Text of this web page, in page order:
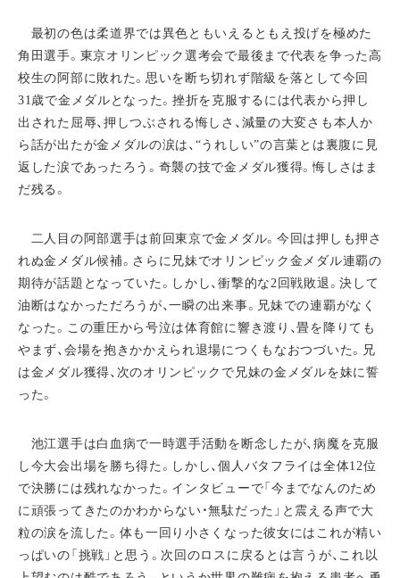
最初の色は柔道界では異色ともいえるともえ投げを極めた
角田選手。東京オリンピック選考会で最後まで代表を争った高
校生の阿部に敗れた。思いを断ち切れず階級を落として今回
31歳で金メダルとなった。挫折を克服するには代表から押し
出された屈辱、押しつぶされる悔しさ、減量の大変さも本人か
ら話が出たが金メダルの涙は、“うれしい”の言葉とは裏腹に見
返した涙であったろう。奇襲の技で金メダル獲得。悔しさはま
だ残る。
二人目の阿部選手は前回東京で金メダル。今回は押しも押さ
れぬ金メダル候補。さらに兄妹でオリンピック金メダル連覇の
期待が話題となっていた。しかし、衝撃的な2回戦敗退。決して
油断はなかっただろうが、一瞬の出来事。兄妹での連覇がなく
なった。この重圧から号泣は体育館に響き渡り、畳を降りても
やまず、会場を抱きかかえられ退場につくもなおつづいた。兄
は金メダル獲得、次のオリンピックで兄妹の金メダルを妹に誓
った。
池江選手は白血病で一時選手活動を断念したが、病魔を克服
し今大会出場を勝ち得た。しかし、個人バタフライは全体12位
で決勝には残れなかった。インタビューで「今までなんのため
に頑張ってきたのかわからない・無駄だった」と震える声で大
粒の涙を流した。体も一回り小さくなった彼女にはこれが精い
っぱいの「挑戦」と思う。次回のロスに戻るとは言うが、これ以